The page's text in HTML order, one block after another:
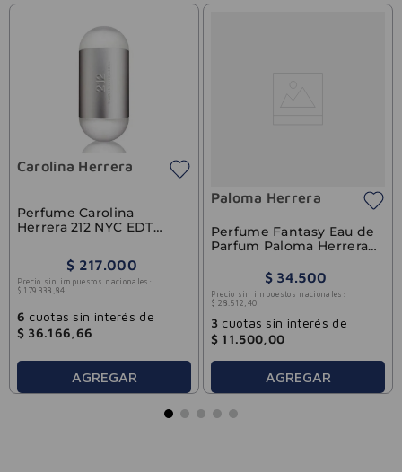
Carolina Herrera
Perfume Carolina
Herrera 212 NYC EDT
$ 217.000
Precio sin impuestos nacionales:
$ 179 338 84
6 cuotas sin interés de
$ 36.166 66
AGREGAR
Paloma Herrera
Perfume Fantasy Eau de
Parfum Paloma Herrera
$ 34.500
Precio sin impuestos nacionales:
$ 28 512 40
3cuotas sin interés de
$ 11.500 00
AGREGAR